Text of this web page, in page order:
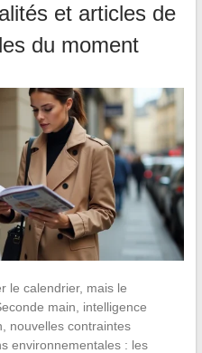
et articles de
du moment
le calendrier, mais le
main, intelligence
nouvelles contraintes
environnementales : les